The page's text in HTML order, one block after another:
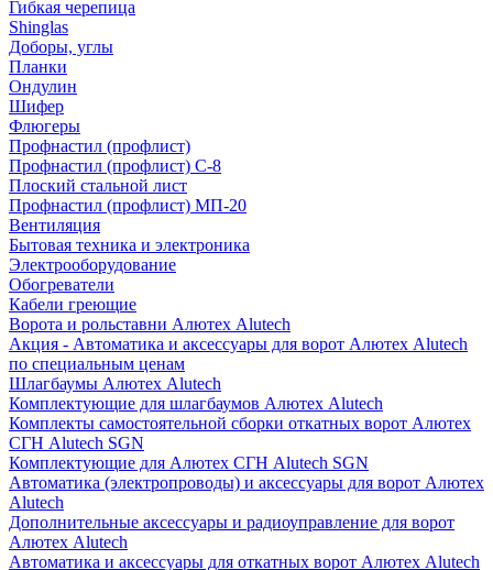
Гибкая черепица
Shinglas
Доборы, углы
Планки
Ондулин
Шифер
Флюгеры
Профнастил (профлист)
Профнастил (профлист) С-8
Плоский стальной лист
Профнастил (профлист) МП-20
Вентиляция
Бытовая техника и электроника
Электрооборудование
Обогреватели
Кабели греющие
Ворота и рольставни Алютех Alutech
Акция - Автоматика и аксессуары для ворот Алютех Alutech
по специальным ценам
Шлагбаумы Алютех Alutech
Комплектующие для шлагбаумов Алютех Alutech
Комплекты самостоятельной сборки откатных ворот Алютех
СГН Alutech SGN
Комплектующие для Алютех СГН Alutech SGN
Автоматика (электропроводы) и аксессуары для ворот Алютех
Alutech
Дополнительные аксессуары и радиоуправление для ворот
Алютех Alutech
Автоматика и аксессуары для откатных ворот Алютех Alutech